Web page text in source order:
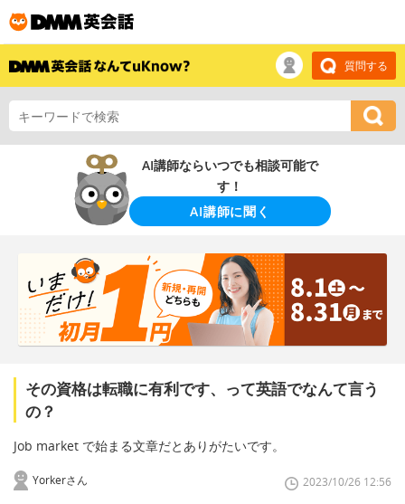
質問する
AI講師ならいつでも相談可能で
す！
AI講師に聞く
その資格は転職に有利です、って英語でなんて言う
の？
Job market で始まる文章だとありがたいです。
Yorkerさん 2023/10/26 12:56